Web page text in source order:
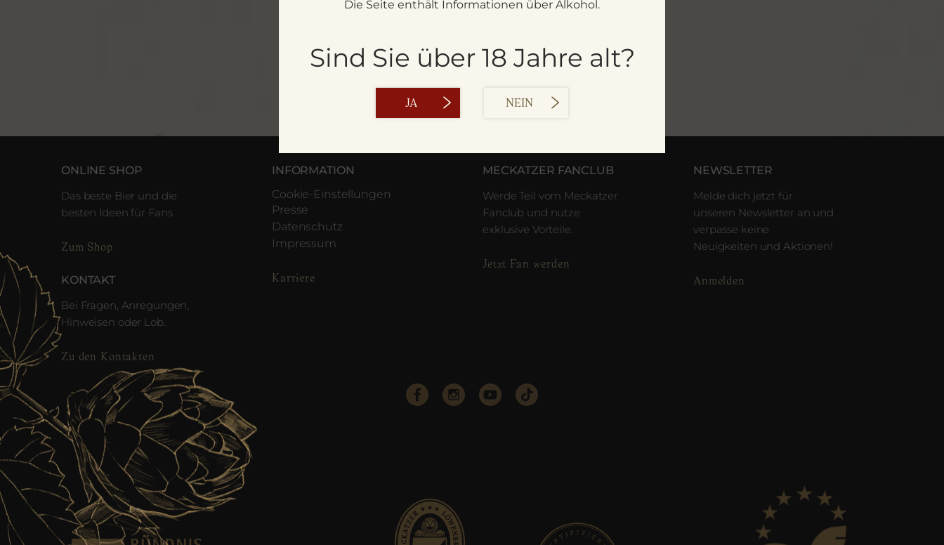
Die Seite enthält Informationen über Alkohol.
Sind Sie über 18 Jahre alt?
JA NEIN
ONLINE SHOP
Das beste Bier und die
besten Ideen für Fans
Zum Shop
KONTAKT
Bei Fragen, Anregungen,
Hinweisen oder Lob.
Zu den Kontakten
INFORMATION
Cookie-Einstellungen
Presse
Datenschutz
Impressum
Karriere
MECKATZER FANCLUB
Werde Teil vom Meckatzer
Fanclub und nutze
exklusive Vorteile.
Jetzt Fan werden
NEWSLETTER
Melde dich jetzt für
unseren Newsletter an und
verpasse keine
Neuigkeiten und Aktionen!
Anmelden